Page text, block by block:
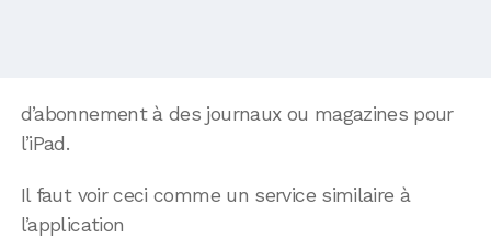
d’abonnement à des journaux ou magazines pour
l’iPad.
Il faut voir ceci comme un service similaire à
l’application